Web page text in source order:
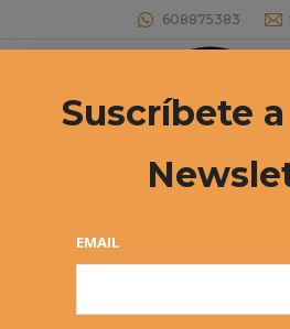
608875383
Buscar:Suscríbete
EMAIL